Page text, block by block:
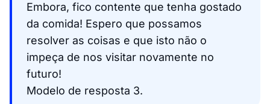
Embora, fico contente que tenha gostado
da comida! Espero que possamos
resolver as coisas e que isto não o
impeça de nos visitar novamente no
futuro!
Modelo de resposta 3.